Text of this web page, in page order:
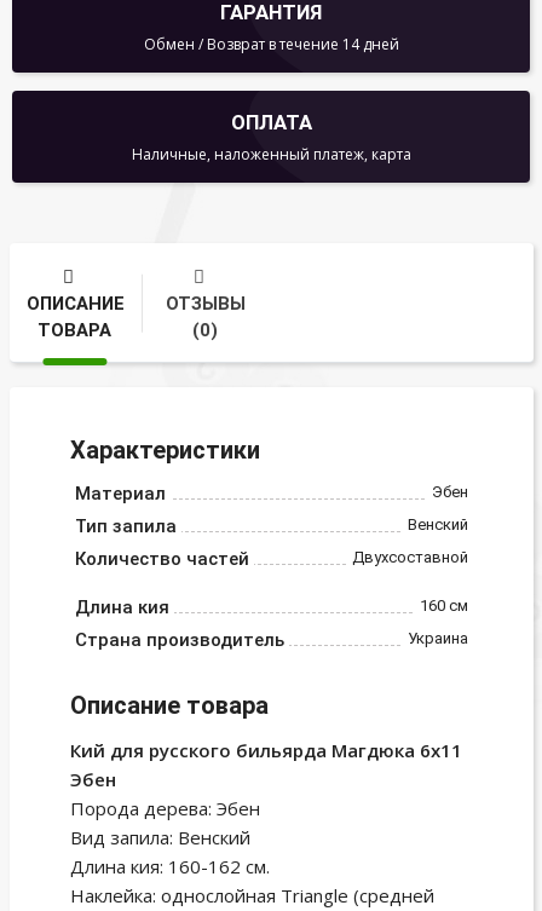
ГАРАНТИЯ
Обмен / Возврат в течение 14 дней
ОПЛАТА
Наличные, наложенный платеж, карта
ОПИСАНИЕ
ТОВАРА
ОТЗЫВЫ
(0)
Характеристики
Материал Эбен
Тип запила Венский
Количество частей Двухсоставной
Длина кия 160 см
Страна производитель Украина
Описание товара
Кий для русского бильярда Магдюка 6х11
Эбен
Порода дерева: Эбен
Вид запила: Венский
Длина кия: 160-162 см.
Наклейка: однослойная Triangle (средней